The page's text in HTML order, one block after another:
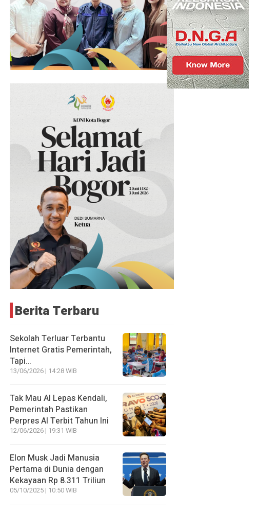
Berita Terbaru
Sekolah Terluar Terbantu
Internet Gratis Pemerintah,
Tapi…
13/06/2026 | 14:28 WIB
Tak Mau AI Lepas Kendali,
Pemerintah Pastikan
Perpres AI Terbit Tahun Ini
12/06/2026 | 19:31 WIB
Elon Musk Jadi Manusia
Pertama di Dunia dengan
Kekayaan Rp 8.311 Triliun
05/10/2025 | 10:50 WIB